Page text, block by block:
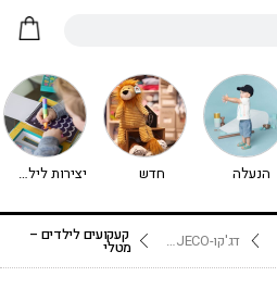
הנעלה חדש יצירות לילדים - יצירה לילדים
דג'קו-DJECO נימיגו קעקועים לילדים –
מטלי